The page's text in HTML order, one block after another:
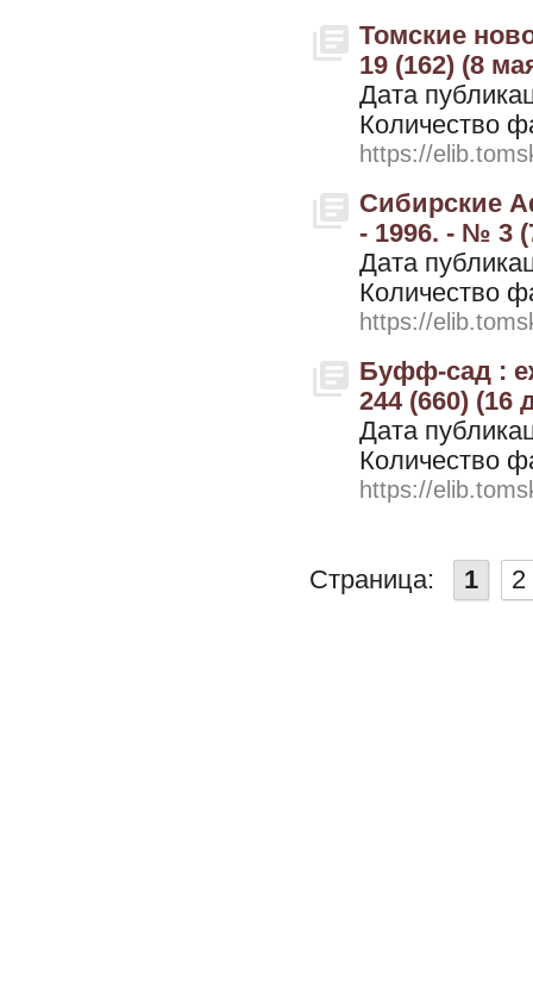
Томские
19 (162) (8
Дата
Количество
https://
Сибирские
- 1996. - № 3
Дата
Количество
https://
Буфф-сад :
244 (660) (16
Дата
Количество
https://
Страница: 1 2